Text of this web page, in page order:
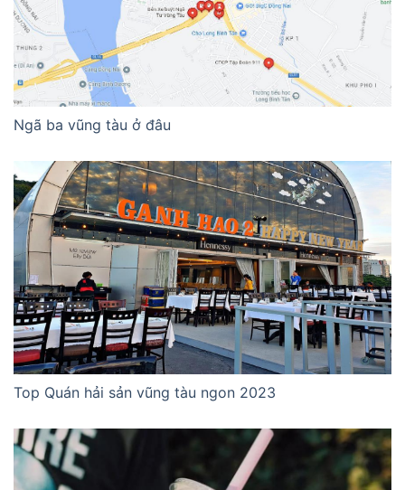
Ngã ba vũng tàu ở đâu
Top Quán hải sản vũng tàu ngon 2023